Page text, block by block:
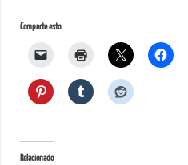
Comparte esto:
Relacionado